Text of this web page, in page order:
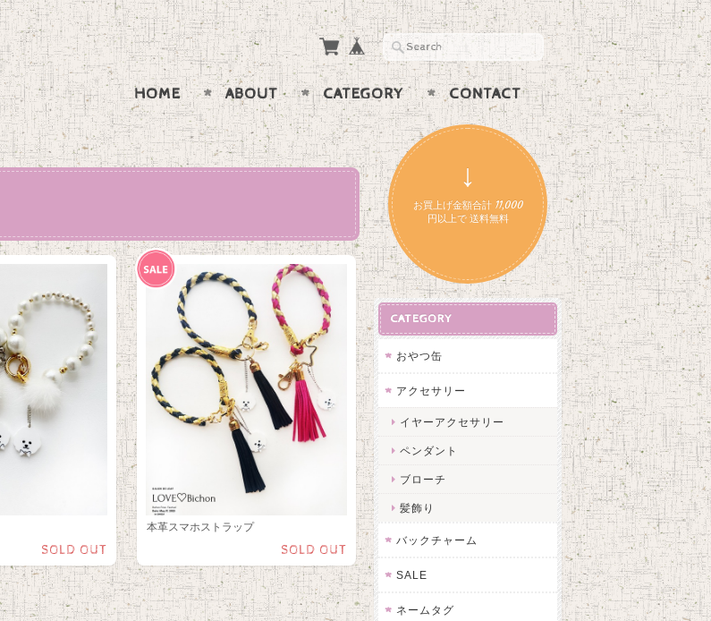
HOME ABOUT CATEGORY CONTACT
SOLD OUT
本革スマホストラップ
SOLD OUT
↓
お買上げ金額合計 11,000
円以上で 送料無料
CATEGORY
おやつ缶
アクセサリー
イヤーアクセサリー
ペンダント
ブローチ
髪飾り
バックチャーム
SALE
ネームタグ